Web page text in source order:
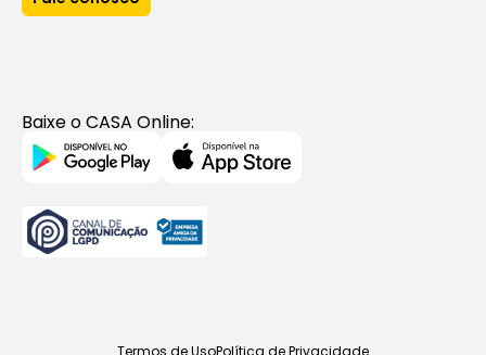
Baixe o CASA Online:
Termos de UsoPolítica de Privacidade